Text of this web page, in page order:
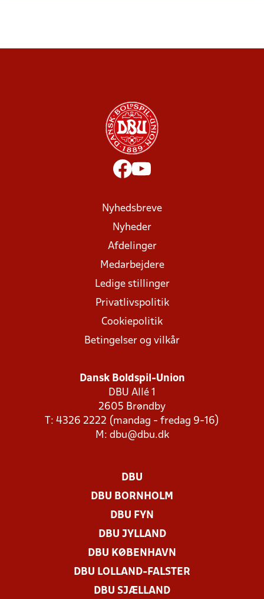
Nyhedsbreve
Nyheder
Afdelinger
Medarbejdere
Ledige stillinger
Privatlivspolitik
Cookiepolitik
Betingelser og vilkår
Dansk Boldspil-Union
DBU Allé 1
2605 Brøndby
T: 4326 2222 (mandag - fredag 9-16)
M: dbu@dbu.dk
DBU
DBU BORNHOLM
DBU FYN
DBU JYLLAND
DBU KØBENHAVN
DBU LOLLAND-FALSTER
DBU SJÆLLAND